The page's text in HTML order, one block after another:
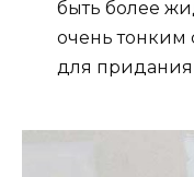
быть более
очень тонким
для придания